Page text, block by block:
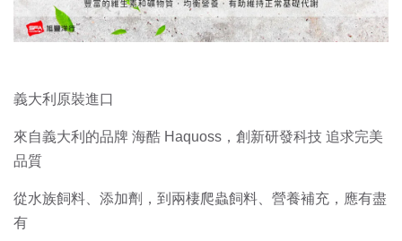
義大利原裝進口
來自義大利的品牌 海酷 Haquoss，創新研發科技 追求完美
品質
從水族飼料、添加劑，到兩棲爬蟲飼料、營養補充，應有盡
有